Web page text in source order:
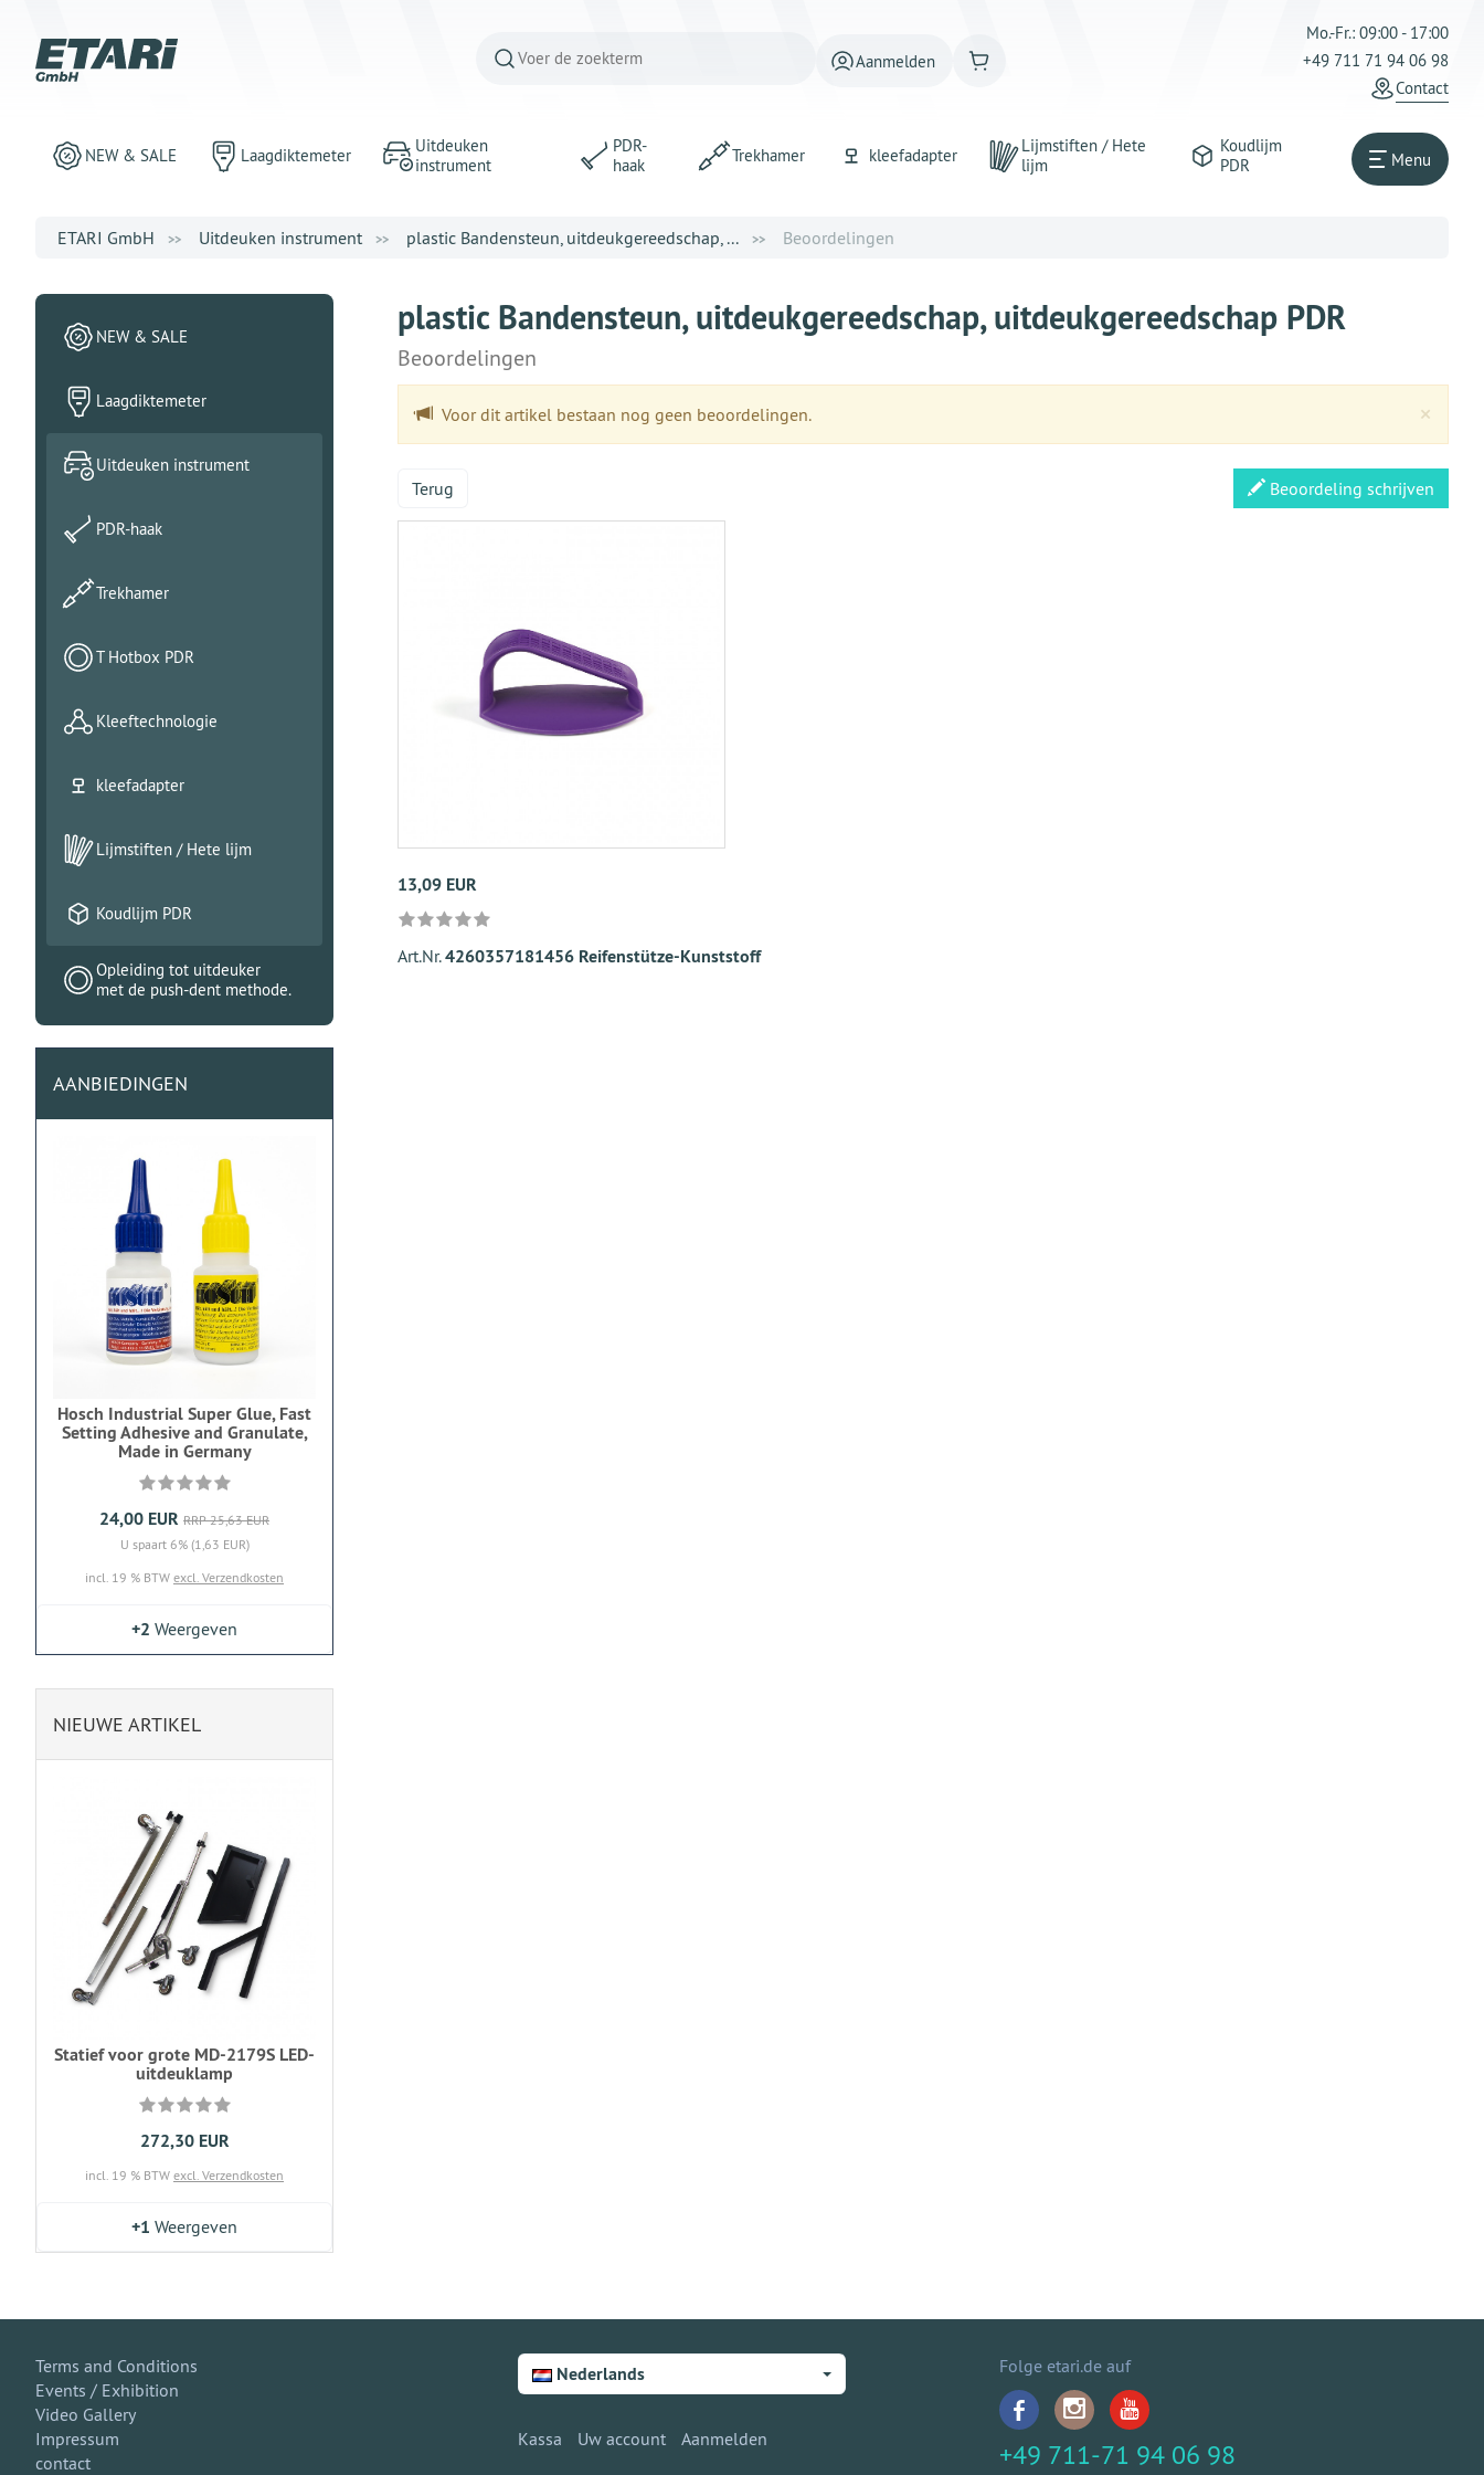
Aanmelden
Mo.-Fr.: 09:00 - 17:00
+49 711 71 94 06 98
Contact
NEW & SALE Laagdiktemeter
Uitdeuken
instrument
PDR-
haak
Trekhamer kleefadapter
Lijmstiften / Hete
lijm
Koudlijm
PDR
Menu
ETARI GmbH Uitdeuken instrument plastic Bandensteun, uitdeukgereedschap, ... Beoordelingen
plastic Bandensteun, uitdeukgereedschap, uitdeukgereedschap PDR
Beoordelingen
×
Voor dit artikel bestaan nog geen beoordelingen.
Terug
13,09 EUR
Art.Nr.4260357181456 Reifenstütze-Kunststoff
Beoordeling schrijven
NEW & SALE
Laagdiktemeter
Uitdeuken instrument
PDR-haak
Trekhamer
T Hotbox PDR
Kleeftechnologie
kleefadapter
Lijmstiften / Hete lijm
Koudlijm PDR
Opleiding tot uitdeuker
met de push-dent methode.
AANBIEDINGEN
Hosch Industrial Super Glue, Fast
Setting Adhesive and Granulate,
Made in Germany
24,00 EUR RRP 25,63 EUR
U spaart 6% (1,63 EUR)
incl. 19 % BTW excl. Verzendkosten
+2 Weergeven
NIEUWE ARTIKEL
Statief voor grote MD-2179S LED-
uitdeuklamp
272,30 EUR
incl. 19 % BTW excl. Verzendkosten
+1 Weergeven
Terms and Conditions
Events / Exhibition
Video Gallery
Impressum
contact
Nederlands
Kassa Uw account Aanmelden
Folge etari.de auf
+49 711-71 94 06 98